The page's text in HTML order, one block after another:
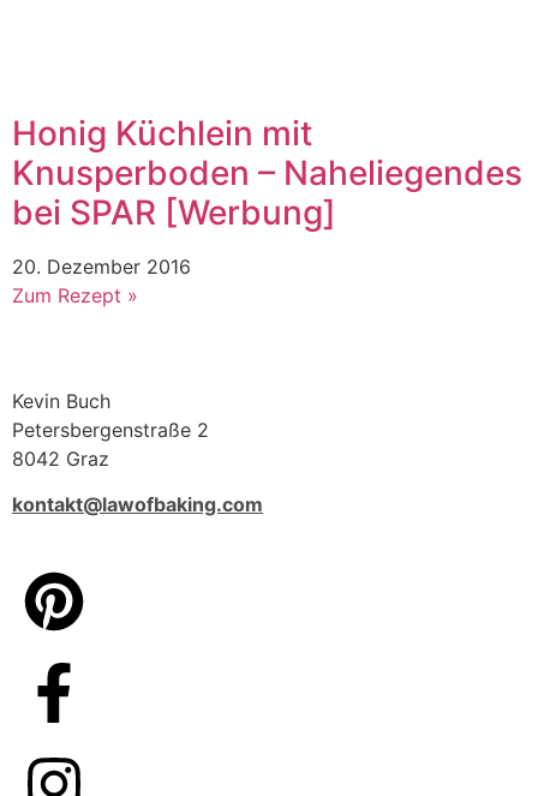
Honig Küchlein mit
Knusperboden – Naheliegendes
bei SPAR [Werbung]
20. Dezember 2016
Zum Rezept »
Kevin Buch
Petersbergenstraße 2
8042 Graz
kontakt@lawofbaking.com